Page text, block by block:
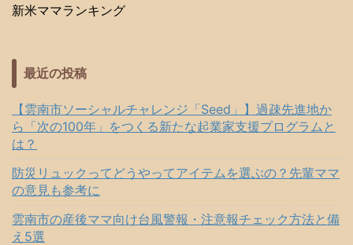
新米ママランキング
最近の投稿
【雲南市ソーシャルチャレンジ「Seed」】過疎先進地か
ら「次の100年」をつくる新たな起業家支援プログラムと
は？
防災リュックってどうやってアイテムを選ぶの？先輩ママ
の意見も参考に
雲南市の産後ママ向け台風警報・注意報チェック方法と備
え5選